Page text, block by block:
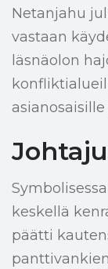
Netanjahu
vastaan
läsnäolon
keskellä
päätti